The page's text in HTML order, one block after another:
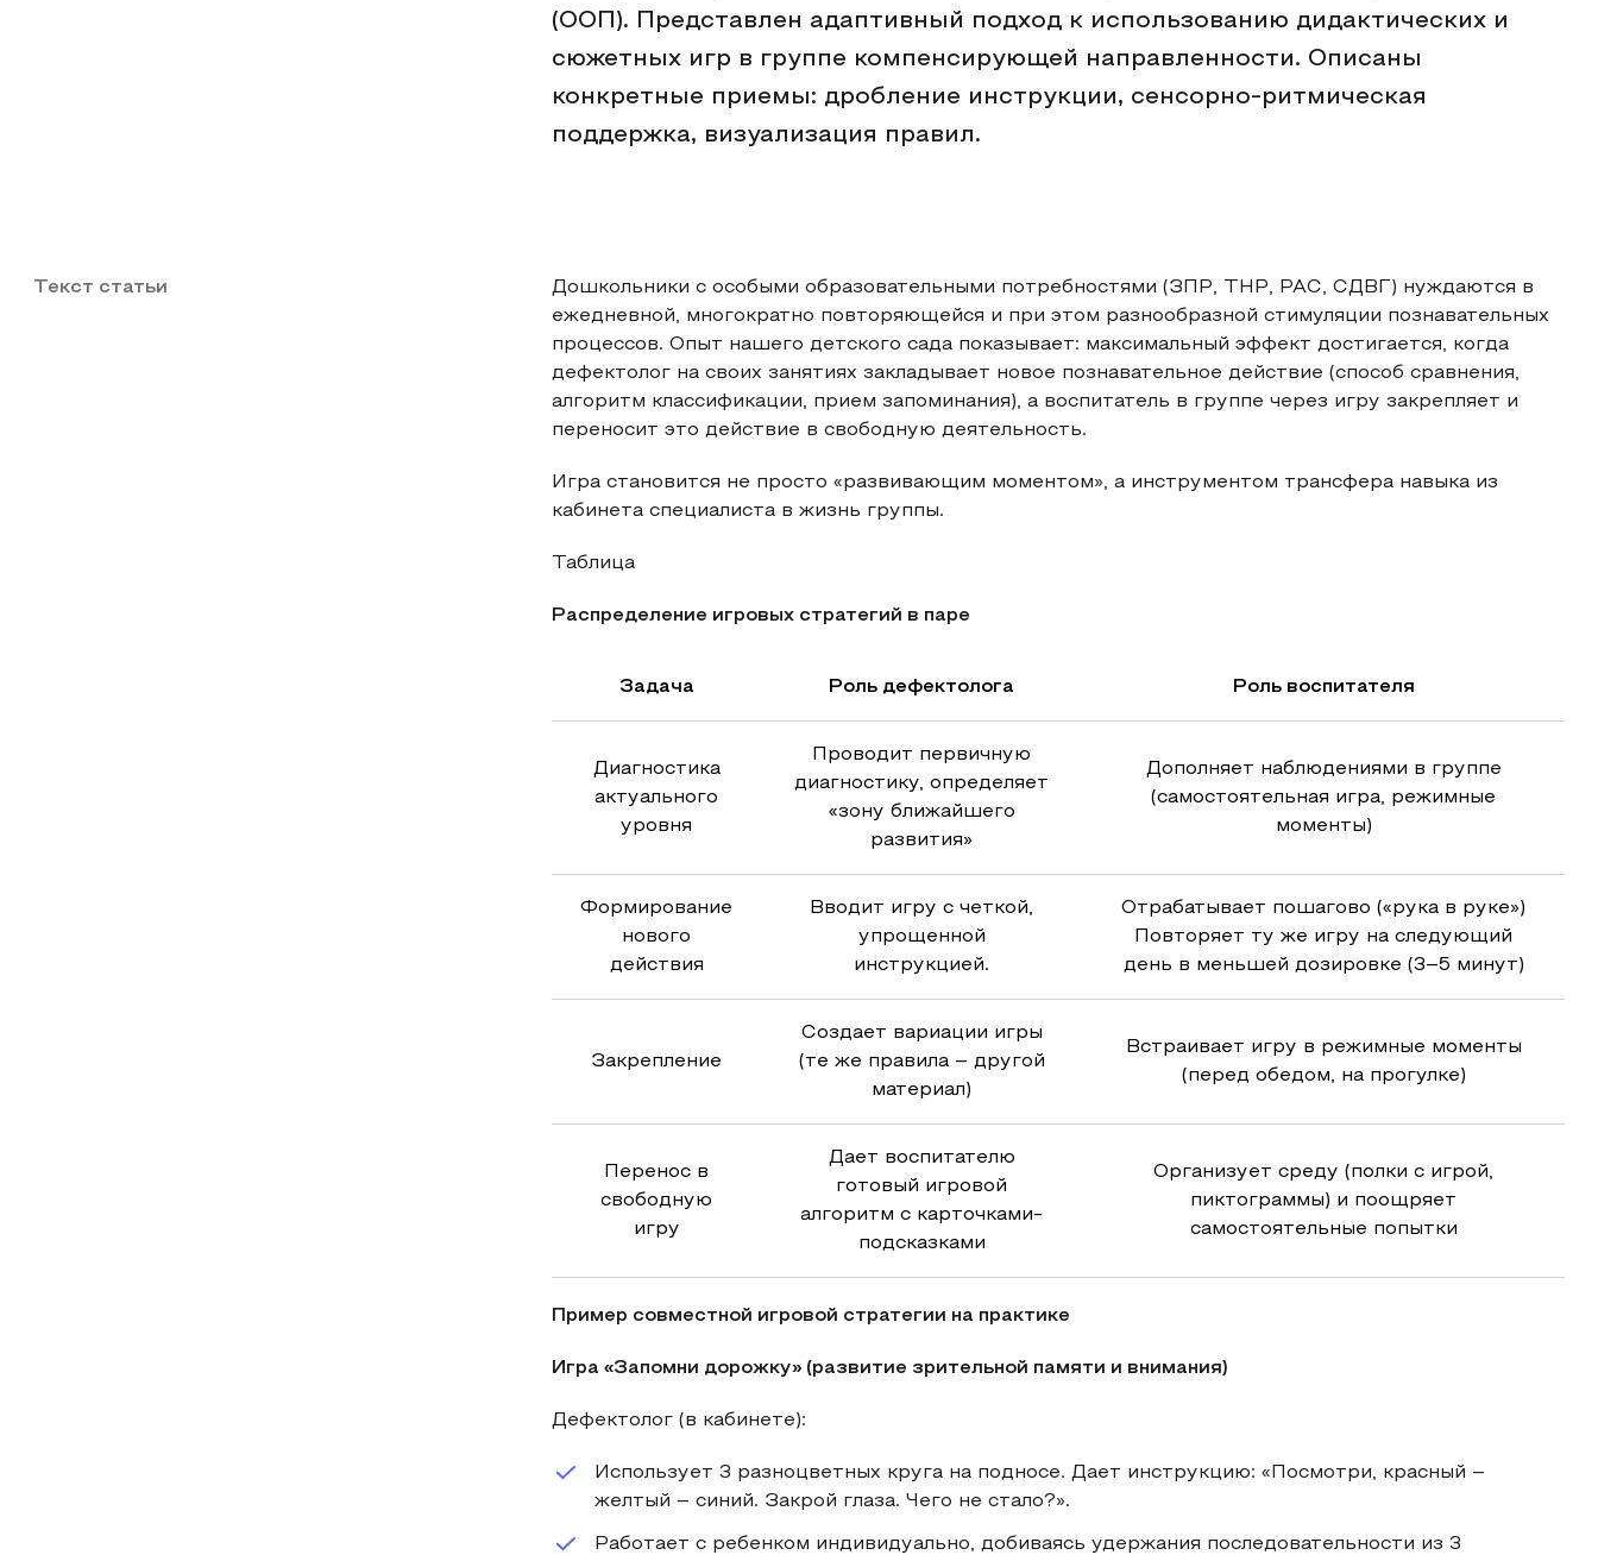
(ООП). Представлен адаптивный подход к использованию дидактических и
сюжетных игр в группе компенсирующей направленности. Описаны
конкретные приемы: дробление инструкции, сенсорно-ритмическая
поддержка, визуализация правил.
Текст статьи
Дошкольники с особыми образовательными потребностями (ЗПР, ТНР, РАС, СДВГ) нуждаются в
ежедневной, многократно повторяющейся и при этом разнообразной стимуляции познавательных
процессов. Опыт нашего детского сада показывает: максимальный эффект достигается, когда
дефектолог на своих занятиях закладывает новое познавательное действие (способ сравнения,
алгоритм классификации, прием запоминания), а воспитатель в группе через игру закрепляет и
переносит это действие в свободную деятельность.
Игра становится не просто «развивающим моментом», а инструментом трансфера навыка из
кабинета специалиста в жизнь группы.
Таблица
Распределение игровых стратегий в паре
Задача Роль дефектолога Роль воспитателя
Диагностика
актуального
уровня
Проводит первичную
диагностику, определяет
«зону ближайшего
развития»
Дополняет наблюдениями в группе
(самостоятельная игра, режимные
моменты)
Формирование
нового
действия
Вводит игру с четкой,
упрощенной
инструкцией.
Отрабатывает пошагово («рука в руке»)
Повторяет ту же игру на следующий
день в меньшей дозировке (3–5 минут)
Закрепление
Создает вариации игры
(те же правила – другой
материал)
Встраивает игру в режимные моменты
(перед обедом, на прогулке)
Перенос в
свободную
игру
Дает воспитателю
готовый игровой
алгоритм с карточками-
подсказками
Организует среду (полки с игрой,
пиктограммы) и поощряет
самостоятельные попытки
Пример совместной игровой стратегии на практике
Игра «Запомни дорожку» (развитие зрительной памяти и внимания)
Дефектолог (в кабинете):
Использует 3 разноцветных круга на подносе. Дает инструкцию: «Посмотри, красный –
желтый – синий. Закрой глаза. Чего не стало?».
Работает с ребенком индивидуально, добиваясь удержания последовательности из 3